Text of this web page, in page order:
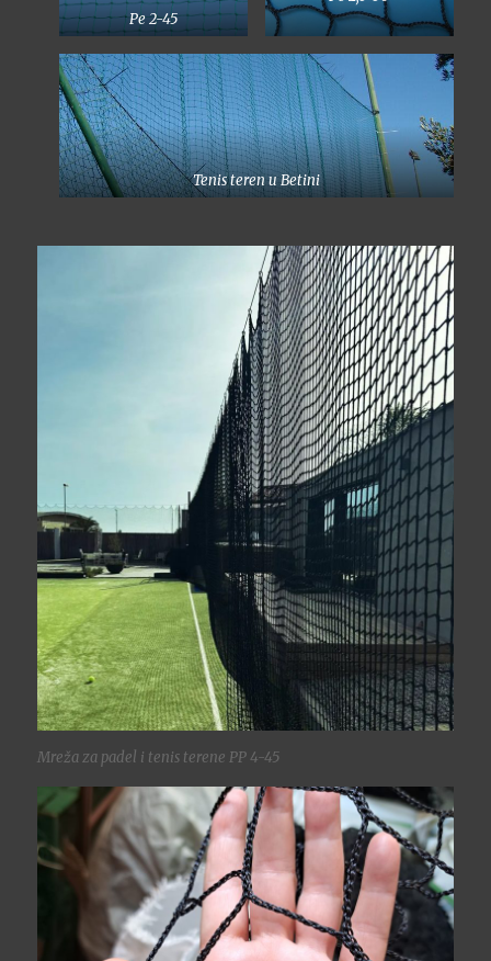
Pe 2-45
Tenis teren u Betini
Mreža za padel i tenis terene PP 4-45